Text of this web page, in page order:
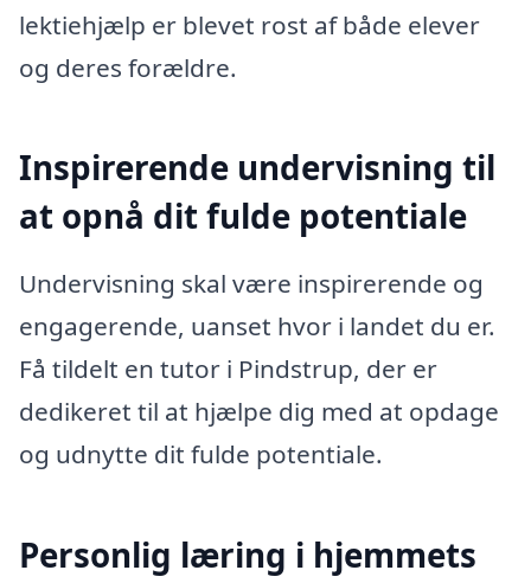
lektiehjælp er blevet rost af både elever
og deres forældre.
Inspirerende undervisning til
at opnå dit fulde potentiale
Undervisning skal være inspirerende og
engagerende, uanset hvor i landet du er.
Få tildelt en tutor i Pindstrup, der er
dedikeret til at hjælpe dig med at opdage
og udnytte dit fulde potentiale.
Personlig læring i hjemmets